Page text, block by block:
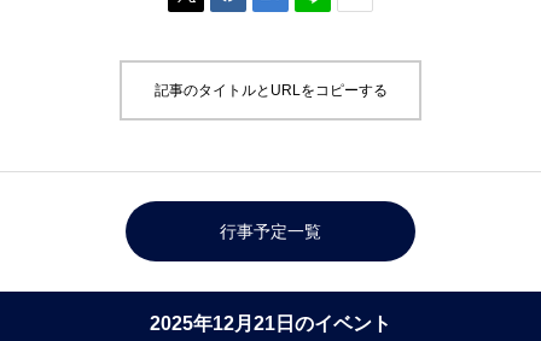
記事のタイトルとURLをコピーする
行事予定一覧
2025年12月21日のイベント